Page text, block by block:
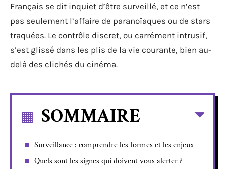
Français se dit inquiet d’être surveillé, et ce n’est
pas seulement l’affaire de paranoïaques ou de stars
traquées. Le contrôle discret, ou carrément intrusif,
s’est glissé dans les plis de la vie courante, bien au-
delà des clichés du cinéma.
SOMMAIRE
Surveillance : comprendre les formes et les enjeux
Quels sont les signes qui doivent vous alerter ?